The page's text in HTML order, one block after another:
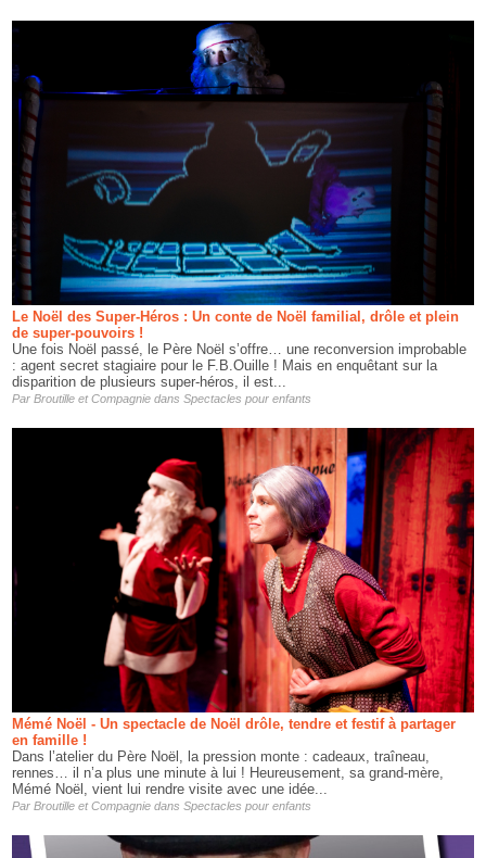
Le Noël des Super-Héros : Un conte de Noël familial, drôle et plein
de super-pouvoirs !
Une fois Noël passé, le Père Noël s’offre… une reconversion improbable
: agent secret stagiaire pour le F.B.Ouille ! Mais en enquêtant sur la
disparition de plusieurs super-héros, il est...
Par Broutille et Compagniedans Spectacles pour enfants
Mémé Noël - Un spectacle de Noël drôle, tendre et festif à partager
en famille !
Dans l’atelier du Père Noël, la pression monte : cadeaux, traîneau,
rennes… il n’a plus une minute à lui ! Heureusement, sa grand-mère,
Mémé Noël, vient lui rendre visite avec une idée...
Par Broutille et Compagniedans Spectacles pour enfants